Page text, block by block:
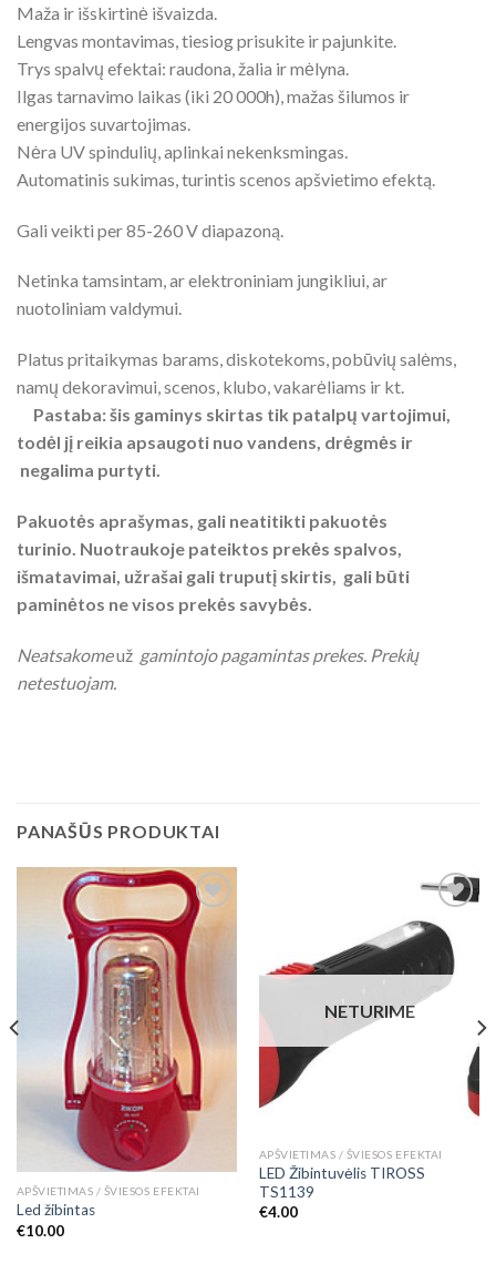
Maža ir išskirtinė išvaizda.
Lengvas montavimas, tiesiog prisukite ir pajunkite.
Trys spalvų efektai: raudona, žalia ir mėlyna.
Ilgas tarnavimo laikas (iki 20 000h), mažas šilumos ir
energijos suvartojimas.
Nėra UV spindulių, aplinkai nekenksmingas.
Automatinis sukimas, turintis scenos apšvietimo efektą.
Gali veikti per 85-260 V diapazoną.
Netinka tamsintam, ar elektroniniam jungikliui, ar
nuotoliniam valdymui.
Platus pritaikymas barams, diskotekoms, pobūvių salėms,
namų dekoravimui, scenos, klubo, vakarėliams ir kt.
Pastaba: šis gaminys skirtas tik patalpų vartojimui,
todėl jį reikia apsaugoti nuo vandens, drėgmės ir
negalima purtyti.
Pakuotės aprašymas, gali neatitikti pakuotės
turinio. Nuotraukoje pateiktos prekės spalvos,
išmatavimai, užrašai gali truputį skirtis, gali būti
paminėtos ne visos prekės savybės.
Neatsakomeuž gamintojo pagamintas prekes. Prekių
netestuojam.
PANAŠŪS PRODUKTAI
Add to
Wishlist
APŠVIETIMAS / ŠVIESOS EFEKTAI
Led žibintas
€10.00
Add to
Wishlist
NETURIME
APŠVIETIMAS / ŠVIESOS EFEKTAI
LED Žibintuvėlis TIROSS
TS1139
€4.00